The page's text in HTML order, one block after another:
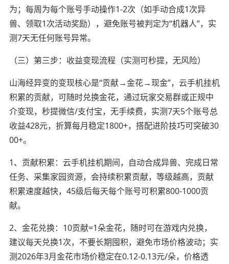
为；每周为每个账号手动操作1-2次（如手动合成1次异
兽、领取1次活动奖励），避免账号被判定为“机器人”，实
测7天无任何账号异常。
（三）第三步：收益变现流程（实测可秒提，无风险）
山海经异变的变现核心是“贡献→金花→现金”，云手机挂机
积累的贡献，可随时兑换金花，通过玩家交易群或正规中
介变现，秒提微信/支付宝，无手续费，实测7天5个账号总
收益428元，折算每月稳定1800+，搭配进阶技巧可突破30
00+。
1、贡献积累：云手机挂机期间，自动合成异兽、完成日常
任务、采集家园资源，会持续积累贡献，等级越高，贡献
积累速度越快，45级后每天每个账号可积累800-1000贡
献。
2、金花兑换：10贡献=1朵金花，随时可在游戏内兑换，
建议每天兑换1次，不要长期囤积，避免市场价格波动；实
测2026年3月金花市场价稳定在0.12-0.13元/朵，价格透